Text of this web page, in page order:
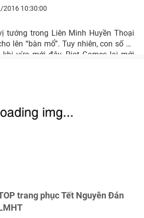
10:30:00
tướng trong Liên Minh Huyền Thoại
lên “bàn mổ”. Tuy nhiên, con số ấy
vừa mới đây, Riot Games lại mới
trang phục Tết Nguyên Đán